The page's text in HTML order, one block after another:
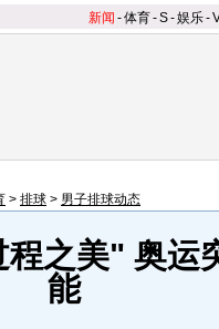
新闻 -体育-S-娱乐-
> 排球 > 男子排球动态
之美" 奥运
能